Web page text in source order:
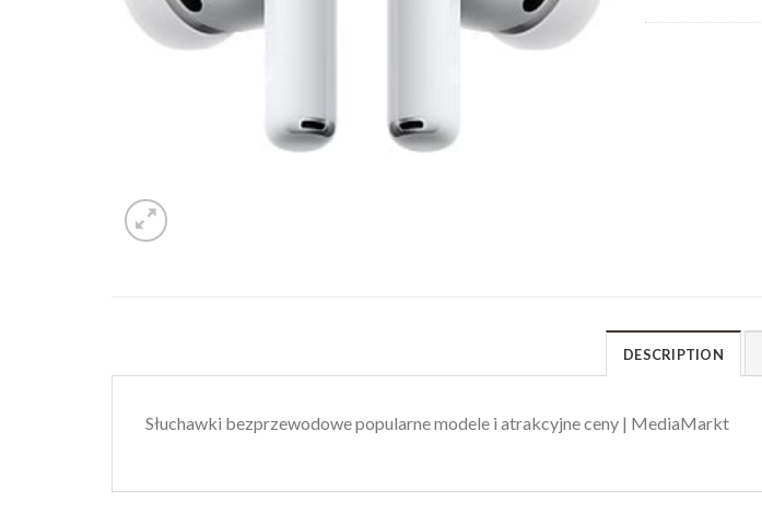
DESCRIPTION
Słuchawki bezprzewodowe popularne modele i atrakcyjne ceny | MediaMarkt